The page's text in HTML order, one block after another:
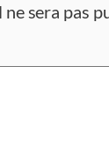
sera pas